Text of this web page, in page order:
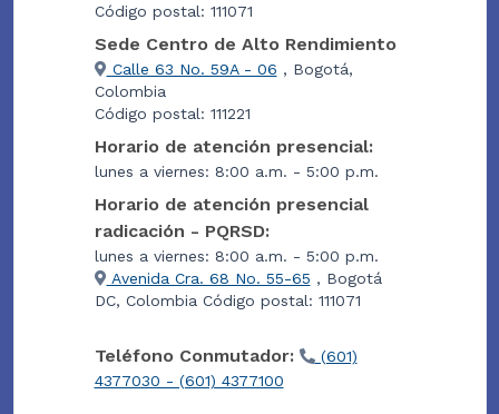
Código postal: 111071
Sede Centro de Alto Rendimiento
Calle 63 No. 59A - 06 , Bogotá,
Colombia
Código postal: 111221
Horario de atención presencial:
lunes a viernes: 8:00 a.m. - 5:00 p.m.
Horario de atención presencial
radicación - PQRSD:
lunes a viernes: 8:00 a.m. - 5:00 p.m.
Avenida Cra. 68 No. 55-65 , Bogotá
DC, Colombia Código postal: 111071
Teléfono Conmutador:
(601)
4377030 - (601) 4377100